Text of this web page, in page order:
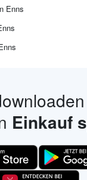
Enns
Einkauf